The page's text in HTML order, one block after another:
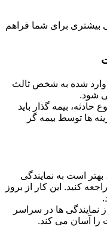
بیشتری برای شما فراهم
شده به شخص ثالث
شود.
حادثه، بیمه گذار باید
ها توسط بیمه گر
است به نمایندگی
کنید. این کار از بروز
نمایندگی ها در سراسر
آسان می کند.